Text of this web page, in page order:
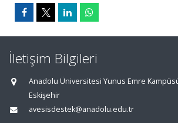
İletişim Bilgileri
Anadolu Üniversitesi Yunus Emre
Eskişehir
avesisdestek@anadolu.edu.tr